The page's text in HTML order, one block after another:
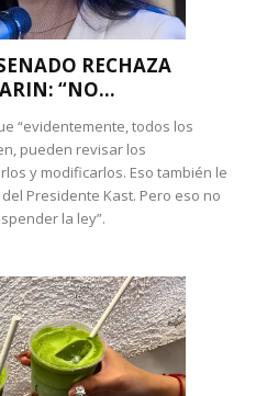
RECHAZA
“NO...
“evidentemente, todos los
pueden revisar los
y modificarlos. Eso también le
Presidente Kast. Pero eso no
la ley”.